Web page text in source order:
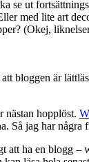
se ut
med lite art
(Okej,
bloggen är
nästan hopplöst.
Så jag har några
att ha en blogg –